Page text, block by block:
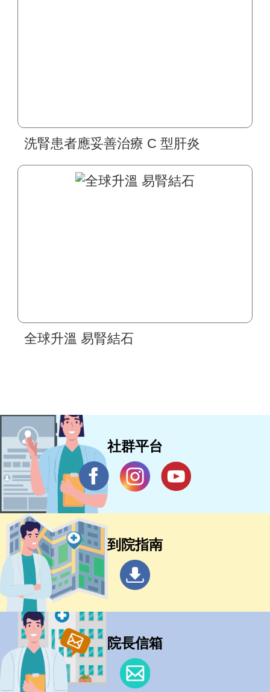
洗腎患者應妥善治療 C 型肝炎
全球升溫 易腎結石
社群平台
到院指南
院長信箱